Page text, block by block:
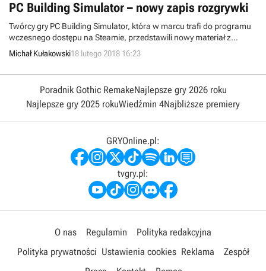
PC Building Simulator – nowy zapis rozgrywki
Twórcy gry PC Building Simulator, która w marcu trafi do programu
wczesnego dostępu na Steamie, przedstawili nowy materiał z
rozgrywki. Zobaczymy na nim budowę i testy wirtualnego peceta
wraz z doborem komponentów oraz okablowania.
Michał Kułakowski18 lutego 2018 16:23
Poradnik Gothic RemakeNajlepsze gry 2026 roku
Najlepsze gry 2025 rokuWiedźmin 4Najbliższe premiery
GRYOnline.pl:
tvgry.pl:
O nas Regulamin
Polityka redakcyjna
Polityka prywatności Ustawienia cookies Reklama
Zespół